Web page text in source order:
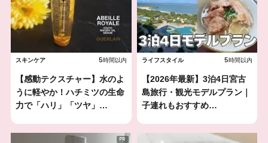
スキンケア 5時間以内
【感動テクスチャー】水のよ
うに軽やか！ハチミツの生命
力で「ハリ」「ツヤ」…
ライフスタイル 5時間以内
【2026年最新】3泊4日宮古
島旅行・観光モデルプラン｜
子連れもおすすめ…